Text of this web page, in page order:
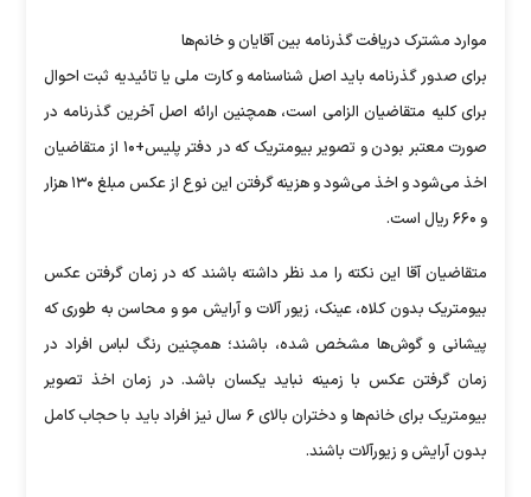
موارد مشترک دریافت گذرنامه بین آقایان و خانم‌ها
برای صدور گذرنامه باید اصل شناسنامه و کارت ملی یا تائیدیه ثبت احوال
برای کلیه متقاضیان الزامی است، همچنین ارائه اصل آخرین گذرنامه در
صورت معتبر بودن و تصویر بیومتریک که در دفتر پلیس+۱۰ از متقاضیان
اخذ می‌شود و اخذ می‌شود و هزینه گرفتن این نوع از عکس مبلغ ۱۳۰ هزار
و ۶۶۰ ریال است.
متقاضیان آقا این نکته را مد نظر داشته باشند که در زمان گرفتن عکس
بیومتریک بدون کلاه، عینک، زیور آلات و آرایش مو و محاسن به طوری که
پیشانی و گوش‌ها مشخص شده، باشند؛ همچنین رنگ لباس افراد در
زمان گرفتن عکس با زمینه نباید یکسان باشد. در زمان اخذ تصویر
بیومتریک برای خانم‌ها و دختران بالای ۶ سال نیز افراد باید با حجاب کامل
بدون آرایش و زیورآلات باشند.